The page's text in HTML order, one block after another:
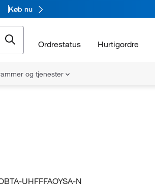
Køb nu
Ordrestatus Hurtigordre
og tjenester
UHFFFAOYSA-N